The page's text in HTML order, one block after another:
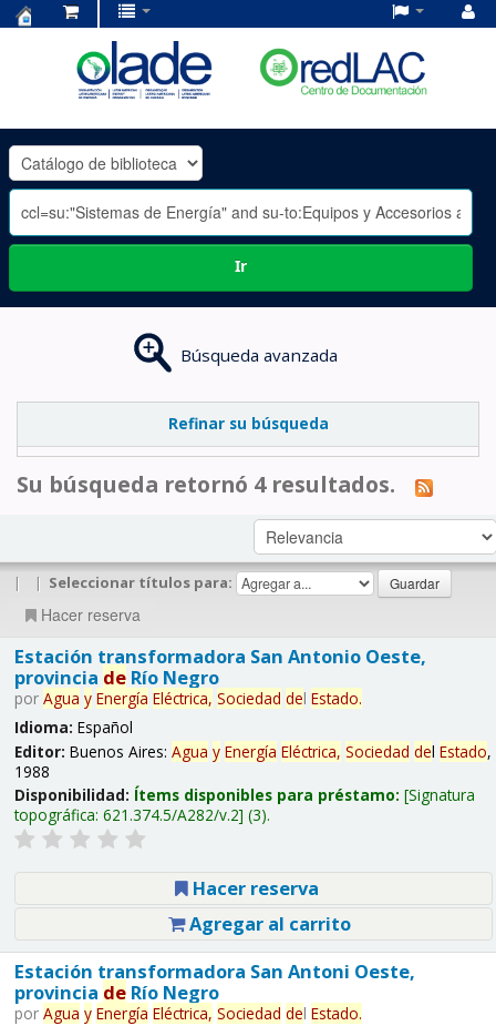
OLADE
-
Ir
Búsqueda avanzada
Refinar su búsqueda
Su búsqueda retornó 4 resultados.
| | Seleccionar títulos para:
Hacer reserva
Estación transformadora San Antonio Oeste,
provincia deRío Negro
por Agua y Energía Eléctrica, Sociedad del Estado.
Idioma: Español
Editor: Buenos Aires: Agua y Energía Eléctrica, Sociedad del Estado,
1988
Disponibilidad: Ítems disponibles para préstamo: Signatura
topográfica: 621.374.5/A282/v.2 (3).
Hacer reserva
Agregar al carrito
Estación transformadora San Antoni Oeste,
provincia deRío Negro
por Agua y Energía Eléctrica, Sociedad del Estado.